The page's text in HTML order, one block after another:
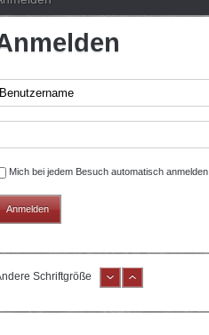
Mich bei jedem Besuch automatisch anmelden
Schriftgröße